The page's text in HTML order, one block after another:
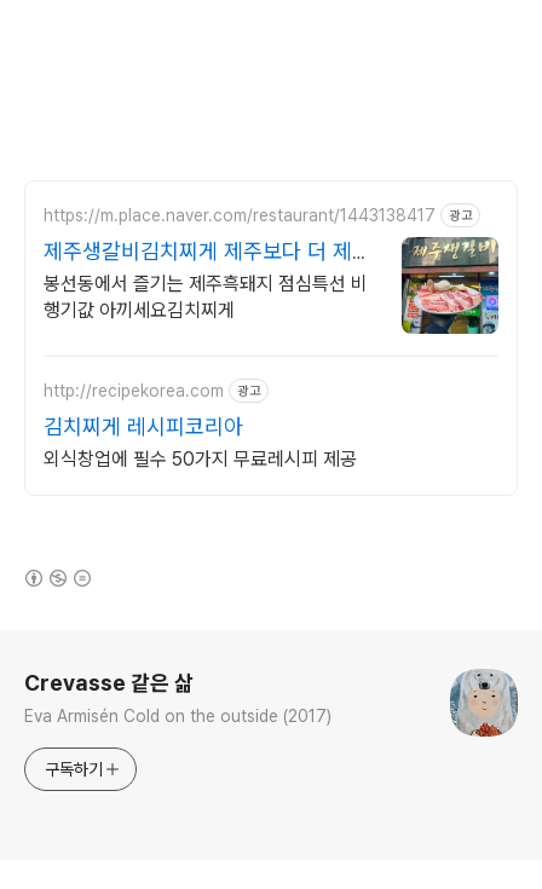
https://m.place.naver.com/restaurant/1443138417 광고
제주생갈비김치찌게 제주보다 더 제주
스럽게
봉선동에서 즐기는 제주흑돼지 점심특선 비
행기값 아끼세요김치찌게
http://recipekorea.com 광고
김치찌게 레시피코리아
외식창업에 필수 50가지 무료레시피 제공
Crevasse 같은 삶
Eva Armisén Cold on the outside (2017)
구독하기